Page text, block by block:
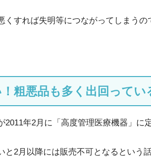
くすれば失明等につながってしまうの
粗悪品も多く出回って
2011年2月に「高度管理医療機器」に
と2月以降には販売不可となるという